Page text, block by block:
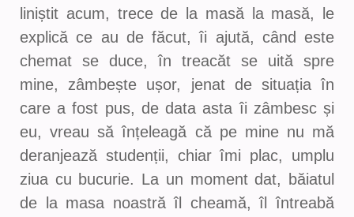
liniștit acum, trece de la masă la masă, le
explică ce au de făcut, îi ajută, când este
chemat se duce, în treacăt se uită spre
mine, zâmbește ușor, jenat de situația în
care a fost pus, de data asta îi zâmbesc și
eu, vreau să înțeleagă că pe mine nu mă
deranjează studenții, chiar îmi plac, umplu
ziua cu bucurie. La un moment dat, băiatul
de la masa noastră îl cheamă, îl întreabă